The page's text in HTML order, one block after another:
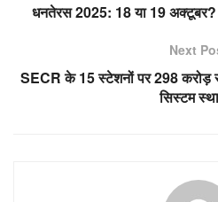
धनतेरस 2025: 18 या 19 अक्टूबर?
Next
SECR के 15 स्टेशनों पर 298 करोड़
सिस्टम